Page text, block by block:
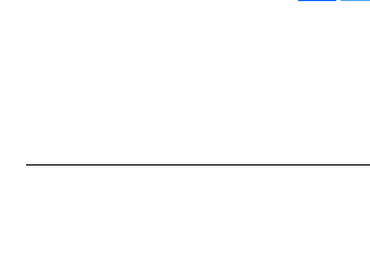
י
ו